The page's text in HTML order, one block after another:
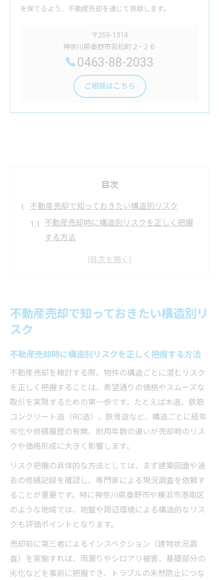
を保てるよう、不動産売却を通じて貢献します。
〒259-1314
神奈川県秦野市若松町２−２６
0463-88-2033
ご相談はこちら
目次
不動産売却で知っておきたい構造別リスク
不動産売却時に構造別リスクを正しく把握
する方法
築年数や構造が不動産売却価格に与える影
木造やRC造など構造別の不動産売却注意点
地域特性を踏まえた不動産売却の最適なタ
イミング
不動産売却における秦野市の地価動向を知
港南区で不動産売却時に注目すべきポイン
トとは
不動産売却で行政のサポート制度を活用す
るコツ
不動産売却時に構造別の資産価値を正しく
評価
不動産売却で知っておきたい構造別リ
スク
不動産売却時に構造別リスクを正しく把握する方法
不動産売却を検討する際、物件の構造ごとに潜むリスク
を正しく把握することは、希望通りの価格やスムーズな
取引を実現するための第一歩です。たとえば木造、鉄筋
コンクリート造（RC造）、鉄骨造など、構造ごとに経年
劣化や修繕履歴の有無、耐用年数の違いが売却時のリス
クや価格形成に大きく影響します。
リスク把握の具体的な方法としては、まず建築図面や過
去の修繕記録を確認し、専門家による現況調査を依頼す
ることが重要です。特に神奈川県秦野市や横浜市港南区
のような地域では、地盤や周辺環境による構造的なリス
クも評価ポイントとなります。
売却前に第三者によるインスペクション（建物状況調
査）を実施すれば、雨漏りやシロアリ被害、基礎部分の
劣化などを事前に把握でき、トラブルの未然防止につな